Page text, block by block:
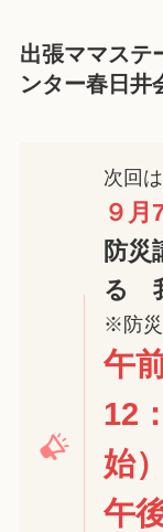
出張ママステ
ンター春日井
次回
９月
防
る
※防
午
12
始）
午